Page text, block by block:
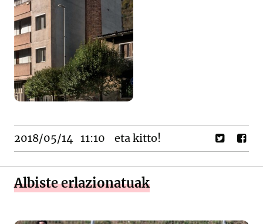
2018/05/14 11:10 eta kitto!
Albiste erlazionatuak